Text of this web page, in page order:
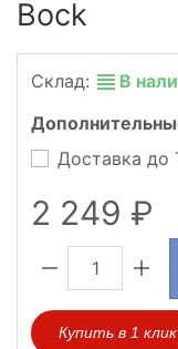
Bock
Склад:
В
Доставка до
2 249
Купить в 1 клик